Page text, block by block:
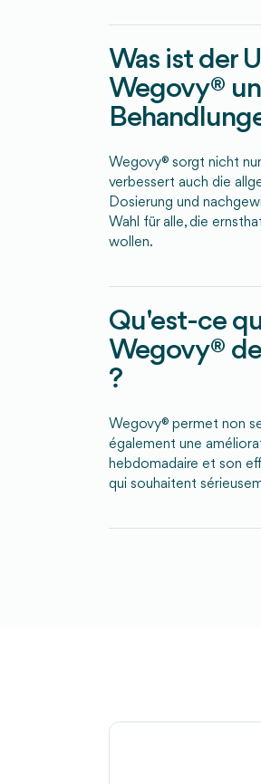
Was ist der
Wegovy®
Wegovy® sorgt nicht
verbessert auch die
Dosierung und
Wahl für alle, die
wollen.
Qu'est-ce
Wegovy®
?
Wegovy® permet non
également une
hebdomadaire et son
qui souhaitent